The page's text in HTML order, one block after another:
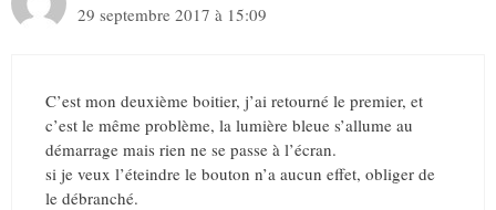
29 septembre 2017 à 15:09
C’est mon deuxième boitier, j’ai retourné le premier, et
c’est le même problème, la lumière bleue s’allume au
démarrage mais rien ne se passe à l’écran.
si je veux l’éteindre le bouton n’a aucun effet, obliger de
le débranché.